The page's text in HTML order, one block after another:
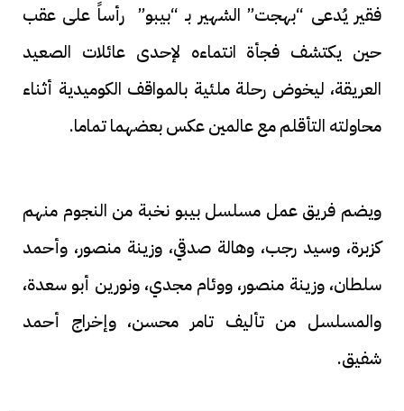
فقير يُدعى “بهجت” الشهير بـ “بيبو” رأساً على عقب
حين يكتشف فجأة انتماءه لإحدى عائلات الصعيد
العريقة، ليخوض رحلة ملئية بالمواقف الكوميدية أثناء
محاولته التأقلم مع عالمين عكس بعضهما تماما.
ويضم فريق عمل مسلسل بيبو نخبة من النجوم منهم
كزبرة، وسيد رجب، وهالة صدقي، وزينة منصور، وأحمد
سلطان، وزينة منصور، ووئام مجدي، ونورين أبو سعدة،
والمسلسل من تأليف تامر محسن، وإخراج أحمد
شفيق.